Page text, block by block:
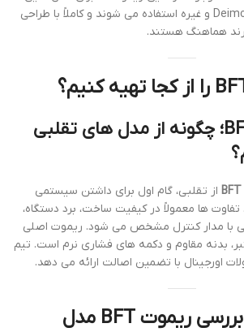
نظیر Deimos، Phobos، Igea و غیره استفاده می شوند و کاملاً با طراحی
هماهنگ هستند.
ریموت اصلی BFT؛ چگونه از مدل های تقلبی
از تقلبی، گام اول برای داشتن سیستمی
ها معمولاً در کیفیت ساخت، برد دستگاه،
با مدار کنترل مشخص می شود. ریموت اصلی
بدنه مقاوم و دکمه های فشاری نرم است. تیم
اورجینال با تضمین اصالت ارائه می دهد.
تنوع مدل ها: بررسی ریموت BFT مدل